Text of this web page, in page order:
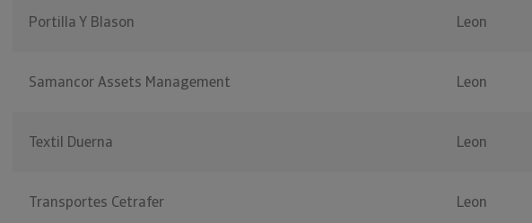
Portilla Y Blason Leon
Samancor Assets Management Leon
Textil Duerna Leon
Transportes Cetrafer Leon